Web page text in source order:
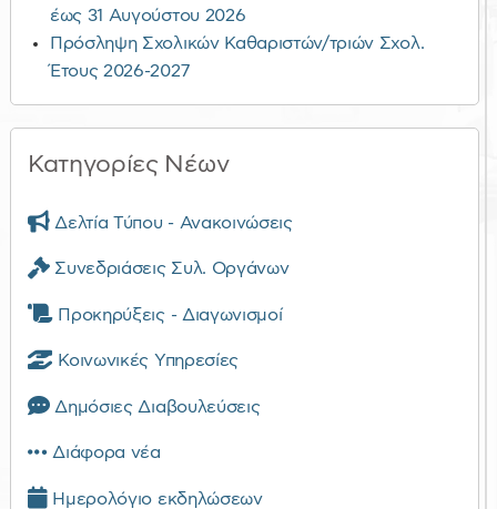
έως 31 Αυγούστου 2026
Πρόσληψη Σχολικών Καθαριστών/τριών Σχολ.
Έτους 2026-2027
Κατηγορίες Νέων
Δελτία Τύπου - Ανακοινώσεις
Συνεδριάσεις Συλ. Οργάνων
Προκηρύξεις - Διαγωνισμοί
Κοινωνικές Υπηρεσίες
Δημόσιες Διαβουλεύσεις
Διάφορα νέα
Ημερολόγιο εκδηλώσεων